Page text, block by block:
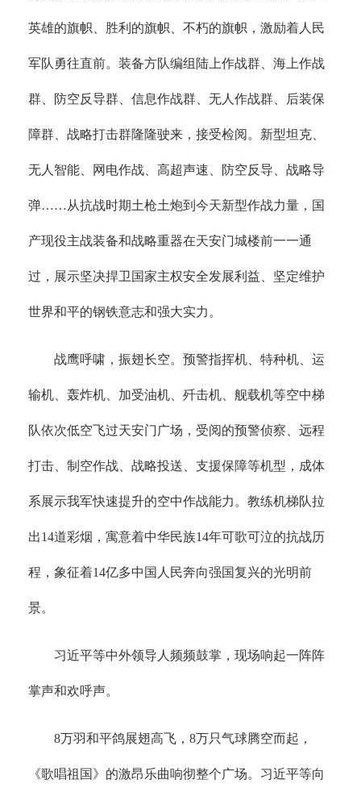
英雄的旗帜、胜利的旗帜、不朽的旗帜，激励着人民
军队勇往直前。装备方队编组陆上作战群、海上作战
群、防空反导群、信息作战群、无人作战群、后装保
障群、战略打击群隆隆驶来，接受检阅。新型坦克、
无人智能、网电作战、高超声速、防空反导、战略导
弹……从抗战时期土枪土炮到今天新型作战力量，国
产现役主战装备和战略重器在天安门城楼前一一通
过，展示坚决捍卫国家主权安全发展利益、坚定维护
世界和平的钢铁意志和强大实力。
战鹰呼啸，振翅长空。预警指挥机、特种机、运
输机、轰炸机、加受油机、歼击机、舰载机等空中梯
队依次低空飞过天安门广场，受阅的预警侦察、远程
打击、制空作战、战略投送、支援保障等机型，成体
系展示我军快速提升的空中作战能力。教练机梯队拉
出14道彩烟，寓意着中华民族14年可歌可泣的抗战历
程，象征着14亿多中国人民奔向强国复兴的光明前
景。
习近平等中外领导人频频鼓掌，现场响起一阵阵
掌声和欢呼声。
8万羽和平鸽展翅高飞，8万只气球腾空而起，
《歌唱祖国》的激昂乐曲响彻整个广场。习近平等向